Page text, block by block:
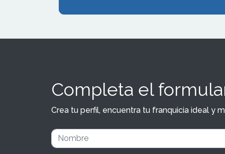
Completa el
Crea tu perfil, encuentra tu franquicia ideal y